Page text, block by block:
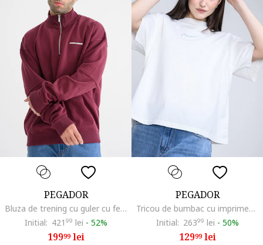
PEGADOR
Bluza de trening cu guler cu fermoar scurt si maneci cazute, Rosu
Initial: 421 99 lei - 52%
19999lei
PEGADOR
Tricou de bumbac cu imprimeu, Albastru glaciar/Alb murdar
Initial: 26399 lei - 50%
12999lei